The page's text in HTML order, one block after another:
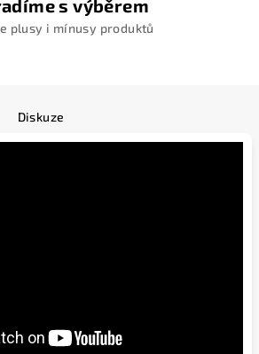
s výběrem
plusy i mínusy produktů
Diskuze